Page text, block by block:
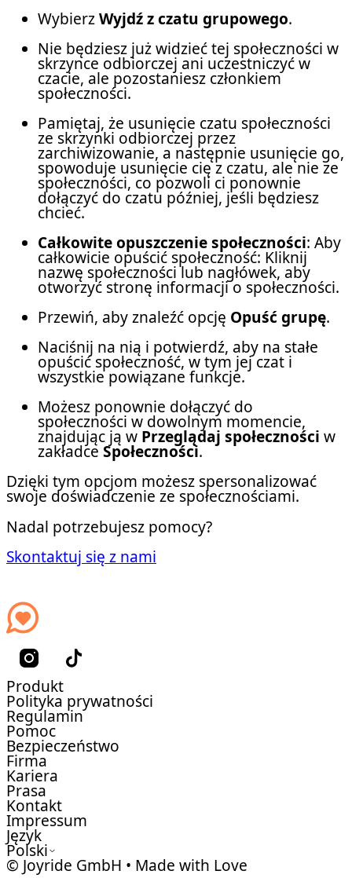
WybierzWyjdź z czatu grupowego.
Nie będziesz już widzieć tej społeczności w
skrzynce odbiorczej ani uczestniczyć w
czacie, ale pozostaniesz członkiem
społeczności.
Pamiętaj, że usunięcie czatu społeczności
ze skrzynki odbiorczej przez
zarchiwizowanie, a następnie usunięcie go,
spowoduje usunięcie cię z czatu, ale nie ze
społeczności, co pozwoli ci ponownie
dołączyć do czatu później, jeśli będziesz
chcieć.
Całkowite opuszczenie społeczności: Aby
całkowicie opuścić społeczność: Kliknij
nazwę społeczności lub nagłówek, aby
otworzyć stronę informacji o społeczności.
Przewiń, aby znaleźć opcję Opuść grupę.
Naciśnij na nią i potwierdź, aby na stałe
opuścić społeczność, w tym jej czat i
wszystkie powiązane funkcje.
Możesz ponownie dołączyć do
społeczności w dowolnym momencie,
znajdując ją w Przeglądaj społeczności w
zakładce Społeczności.
Dzięki tym opcjom możesz spersonalizować
swoje doświadczenie ze społecznościami.
Nadal potrzebujesz pomocy?
Skontaktuj się z nami
Produkt
Polityka prywatności
Regulamin
Pomoc
Bezpieczeństwo
Firma
Kariera
Prasa
Kontakt
Impressum
Język
Polski
© Joyride GmbH • Made with Love